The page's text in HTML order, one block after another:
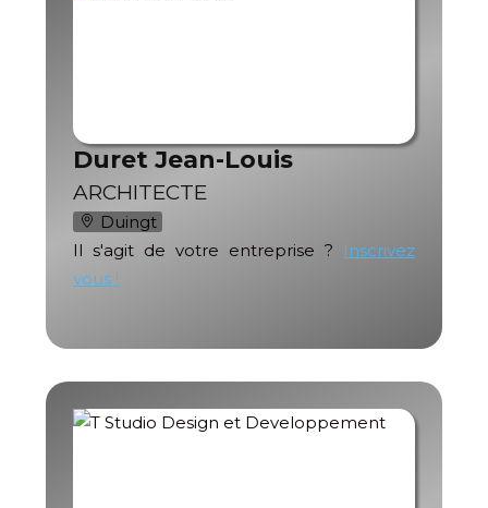
Duret Jean-Louis
ARCHITECTE
Duingt
Il s'agit de votre entreprise ?
Inscrivez
vous !